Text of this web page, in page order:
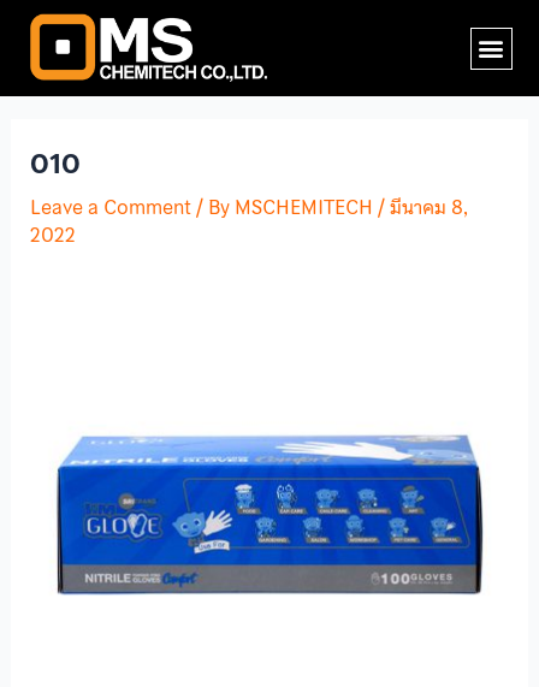
Skip
content
010
Leave a Comment/ ByMSCHEMITECH /มีนาคม 8,
2022
Post
navigation